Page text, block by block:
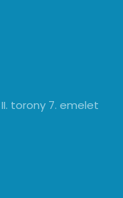
II. torony 7. emelet